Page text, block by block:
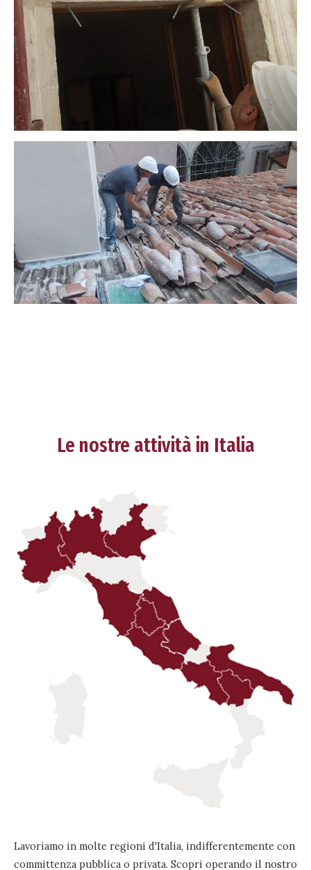
Le nostre attività in Italia
Lavoriamo in molte regioni d'Italia, indifferentemente con
committenza pubblica o privata. Scopri operando il nostro